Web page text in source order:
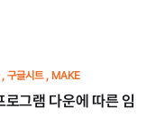
구글시트 MAKE
그램 다운에 따른 임